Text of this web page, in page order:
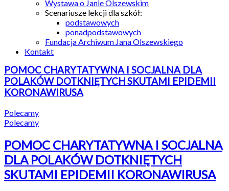
Wystawa o Janie Olszewskim
Scenariusze lekcji dla szkół:
podstawowych
ponadpodstawowych
Fundacja Archiwum Jana Olszewskiego
Kontakt
POMOC CHARYTATYWNA I SOCJALNA DLA
POLAKÓW DOTKNIĘTYCH SKUTAMI EPIDEMII
KORONAWIRUSA
Polecamy
Polecamy
POMOC CHARYTATYWNA I SOCJALNA
DLA POLAKÓW DOTKNIĘTYCH
SKUTAMI EPIDEMII KORONAWIRUSA